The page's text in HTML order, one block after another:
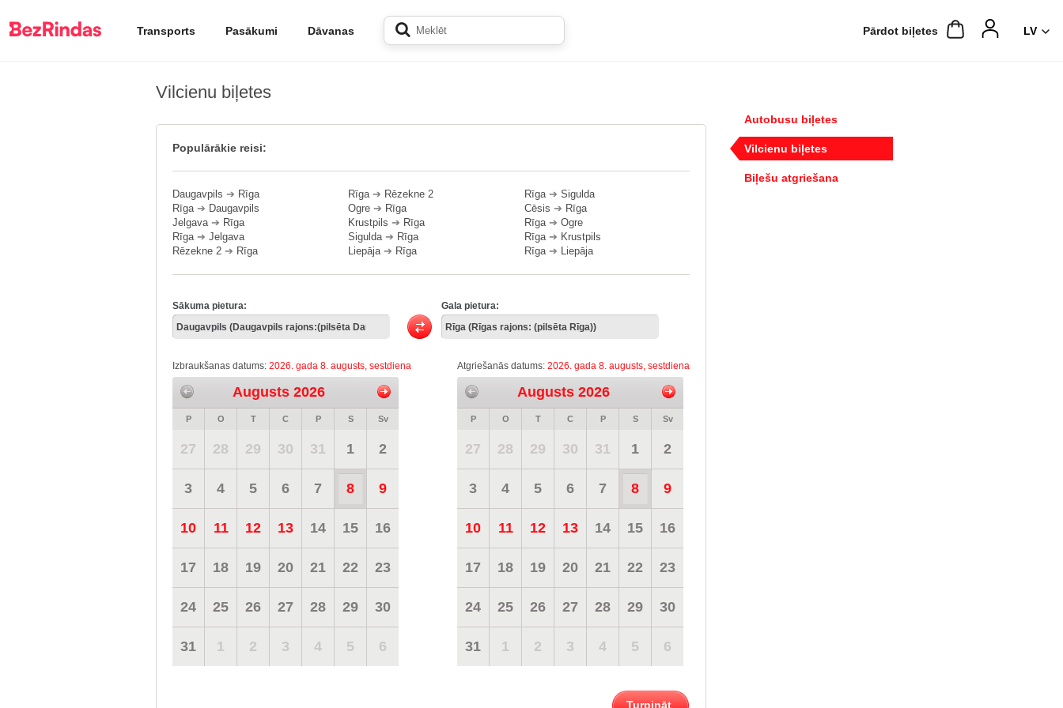
Transports Pasākumi Dāvanas Pārdot biļetes
Vilcienu biļetes
Populārākie reisi:
Daugavpils ➔ Rīga
Rīga➔ Daugavpils
Jelgava➔ Rīga
Rīga➔ Jelgava
Rēzekne 2 ➔ Rīga
Rīga➔ Rēzekne 2
Ogre ➔ Rīga
Krustpils ➔ Rīga
Sigulda➔ Rīga
Liepāja➔ Rīga
Rīga➔ Sigulda
Cēsis ➔ Rīga
Rīga➔ Ogre
Rīga➔ Krustpils
Rīga➔ Liepāja
Sākuma pietura: Gala pietura:
Izbraukšanas datums: 2026. gada 8. augusts, sestdiena
Augusts 2026
P O T C P S Sv
27 28 29 30 31 1 2
3 4 5 6 7 8 9
10 11 12 13 14 15 16
17 18 19 20 21 22 23
24 25 26 27 28 29 30
31 1 2 3 4 5 6
Atgriešanās datums: 2026. gada 8. augusts, sestdiena
Augusts 2026
P O T C P S Sv
27 28 29 30 31 1 2
3 4 5 6 7 8 9
10 11 12 13 14 15 16
17 18 19 20 21 22 23
24 25 26 27 28 29 30
31 1 2 3 4 5 6
Turpināt
Autobusu biļetes
Vilcienu biļetes
Biļešu atgriešana